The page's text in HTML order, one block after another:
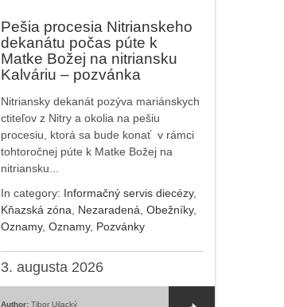
Pešia procesia Nitrianskeho
dekanátu počas púte k
Matke Božej na nitriansku
Kalváriu – pozvánka
Nitriansky dekanát pozýva mariánskych
ctiteľov z Nitry a okolia na pešiu
procesiu, ktorá sa bude konať v rámci
tohtoročnej púte k Matke Božej na
nitriansku...
In category: Informačný servis diecézy,
Kňazská zóna
Nezaradená Obežníky,
Oznamy, Oznamy, Pozvánky
3. augusta 2026
Author: Tibor Ujlacký